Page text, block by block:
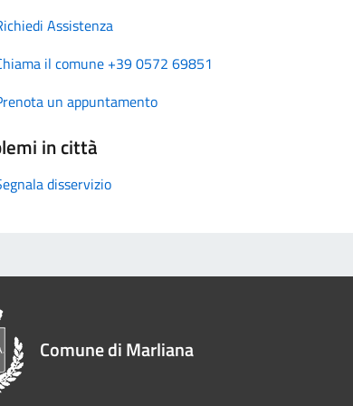
Assistenza
il comune +39 0572 69851
un appuntamento
in città
disservizio
Comune di Marliana